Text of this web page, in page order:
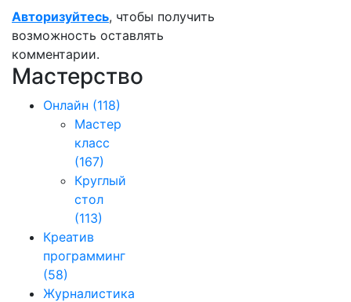
Авторизуйтесь, чтобы получить
возможность оставлять
комментарии.
Мастерство
Онлайн (118)
Мастер
класс
(167)
Круглый
стол
(113)
Креатив
программинг
(58)
Журналистика